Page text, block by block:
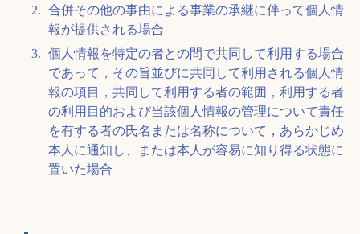
合併その他の事由による事業の承継に伴って個人情
報が提供される場合
個人情報を特定の者との間で共同して利用する場合
であって，その旨並びに共同して利用される個人情
報の項目，共同して利用する者の範囲，利用する者
の利用目的および当該個人情報の管理について責任
を有する者の氏名または名称について，あらかじめ
本人に通知し、または本人が容易に知り得る状態に
置いた場合